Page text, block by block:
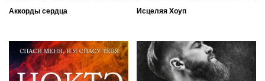
Аккорды сердца Исцеляя Хоуп